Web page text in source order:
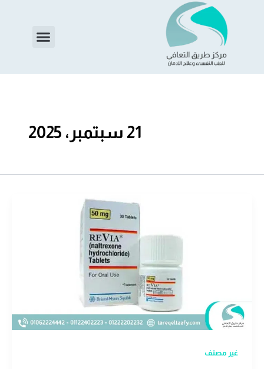
Menu
21 سبتمبر، 2025
غير مصنف